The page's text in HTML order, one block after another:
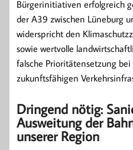
Bürgerinitiativen erfolgreich
der A39 zwischen Lüneburg
widerspricht den
sowie wertvolle
falsche Prioritätensetzung
zukunftsfähigen
Dringend nötig:
Ausweitung der
unserer Region